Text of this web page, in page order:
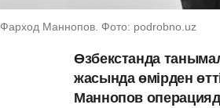
Фарход Маннопов. Фото: podrobno.uz
Өзбекстанда
жасында өмірден
Маннопов